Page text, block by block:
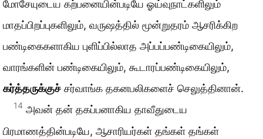
மோசேயுடைய கற்பனையின்படியே ஓய்வுநாட்களிலும்
மாதப்பிறப்புகளிலும், வருஷத்தில் மூன்றுதரம் ஆசரிக்கிற
பண்டிகைகளாகிய புளிப்பில்லாத அப்பப்பண்டிகையிலும்,
வாரங்களின் பண்டிகையிலும், கூடாரப்பண்டிகையிலும்,
கர்த்தருக்குச் சர்வாங்க தகனபலிகளைச் செலுத்தினான்.
14 அவன் தன் தகப்பனாகிய தாவீதுடைய
பிரமாணத்தின்படியே, ஆசாரியர்கள் தங்கள் தங்கள்